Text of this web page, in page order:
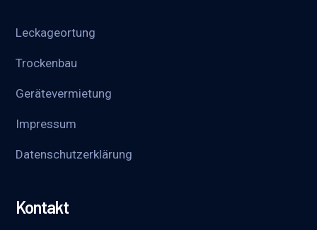
Leckageortung
Trockenbau
Gerätevermietung
Impressum
Datenschutzerklärung
Kontakt